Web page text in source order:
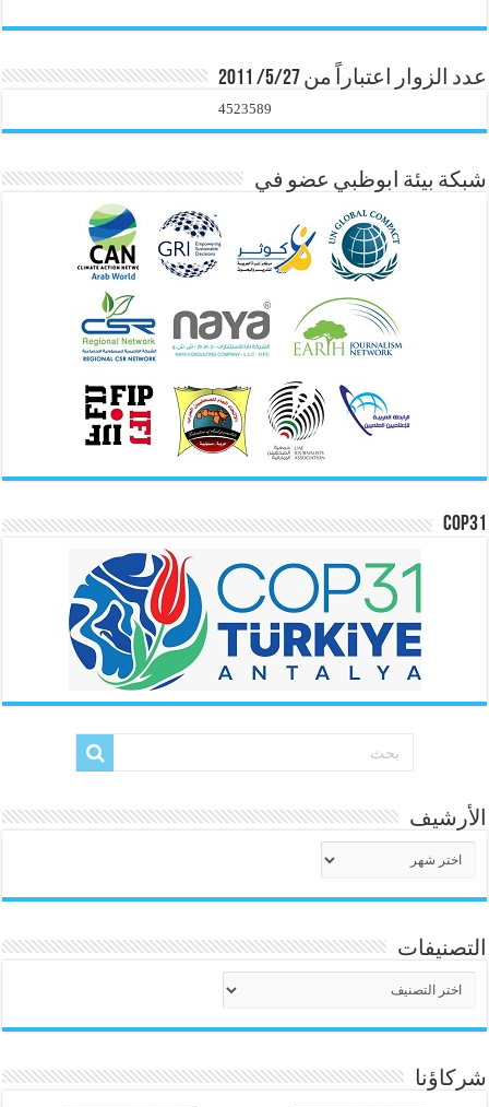
عدد الزوار اعتباراً من 5/27/ 2011
4523589
شبكة بيئة ابوظبي عضو في
COP31
الأرشيف
التصنيفات
شركاؤنا